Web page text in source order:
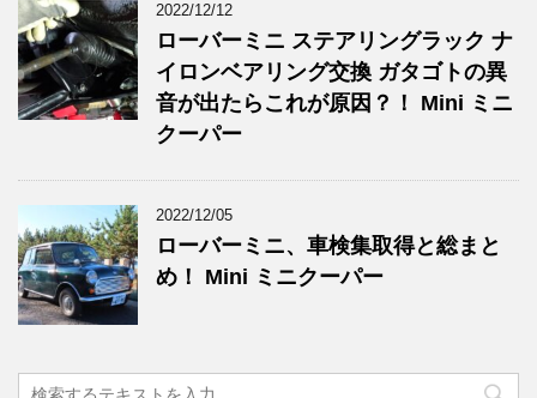
2022/12/12
ローバーミニ ステアリングラック ナ
イロンベアリング交換 ガタゴトの異
音が出たらこれが原因？！ Mini ミニ
クーパー
2022/12/05
ローバーミニ、車検集取得と総まと
め！ Mini ミニクーパー